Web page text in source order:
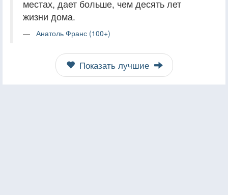
местах, дает больше, чем десять лет
жизни дома.
Анатоль Франс (100+)
Показать лучшие